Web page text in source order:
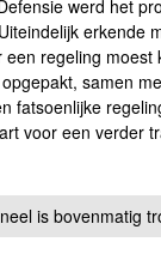
werd het
erkende
regeling moest
samen
fatsoenlijke
voor een verder
is bovenmatig